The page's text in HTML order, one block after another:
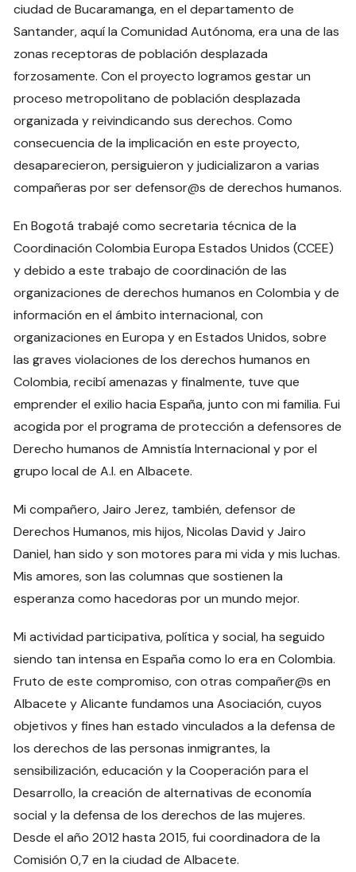
ciudad de Bucaramanga, en el departamento de
Santander, aquí la Comunidad Autónoma, era una de las
zonas receptoras de población desplazada
forzosamente. Con el proyecto logramos gestar un
proceso metropolitano de población desplazada
organizada y reivindicando sus derechos. Como
consecuencia de la implicación en este proyecto,
desaparecieron, persiguieron y judicializaron a varias
compañeras por ser defensor@s de derechos humanos.
En Bogotá trabajé como secretaria técnica de la
Coordinación Colombia Europa Estados Unidos (CCEE)
y debido a este trabajo de coordinación de las
organizaciones de derechos humanos en Colombia y de
información en el ámbito internacional, con
organizaciones en Europa y en Estados Unidos, sobre
las graves violaciones de los derechos humanos en
Colombia, recibí amenazas y finalmente, tuve que
emprender el exilio hacia España, junto con mi familia. Fui
acogida por el programa de protección a defensores de
Derecho humanos de Amnistía Internacional y por el
grupo local de A.I. en Albacete.
Mi compañero, Jairo Jerez, también, defensor de
Derechos Humanos, mis hijos, Nicolas David y Jairo
Daniel, han sido y son motores para mi vida y mis luchas.
Mis amores, son las columnas que sostienen la
esperanza como hacedoras por un mundo mejor.
Mi actividad participativa, política y social, ha seguido
siendo tan intensa en España como lo era en Colombia.
Fruto de este compromiso, con otras compañer@s en
Albacete y Alicante fundamos una Asociación, cuyos
objetivos y fines han estado vinculados a la defensa de
los derechos de las personas inmigrantes, la
sensibilización, educación y la Cooperación para el
Desarrollo, la creación de alternativas de economía
social y la defensa de los derechos de las mujeres.
Desde el año 2012 hasta 2015, fui coordinadora de la
Comisión 0,7 en la ciudad de Albacete.